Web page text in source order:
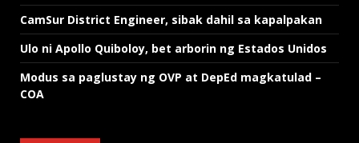
CamSur District Engineer, sibak dahil sa kapalpakan
Ulo ni Apollo Quiboloy, bet arborin ng Estados Unidos
Modus sa paglustay ng OVP at DepEd magkatulad –
COA